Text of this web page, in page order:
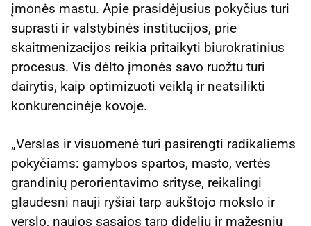
įmonės mastu. Apie prasidėjusius pokyčius turi
suprasti ir valstybinės institucijos, prie
skaitmenizacijos reikia pritaikyti biurokratinius
procesus. Vis dėlto įmonės savo ruožtu turi
dairytis, kaip optimizuoti veiklą ir neatsilikti
konkurencinėje kovoje.
„Verslas ir visuomenė turi pasirengti radikaliems
pokyčiams: gamybos spartos, masto, vertės
grandinių perorientavimo srityse, reikalingi
glaudesni nauji ryšiai tarp aukštojo mokslo ir
verslo, naujos sąsajos tarp didelių ir mažesnių